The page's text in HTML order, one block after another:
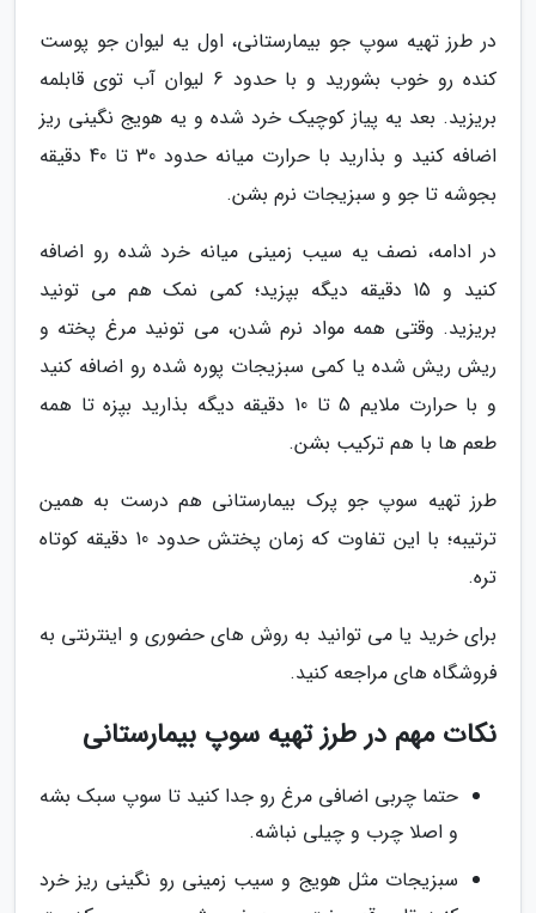
در طرز تهیه سوپ جو بیمارستانی، اول یه لیوان جو پوست
کنده رو خوب بشورید و با حدود 6 لیوان آب توی قابلمه
بریزید. بعد یه پیاز کوچیک خرد شده و یه هویج نگینی ریز
اضافه کنید و بذارید با حرارت میانه حدود 30 تا 40 دقیقه
بجوشه تا جو و سبزیجات نرم بشن.
در ادامه، نصف یه سیب زمینی میانه خرد شده رو اضافه
کنید و 15 دقیقه دیگه بپزید؛ کمی نمک هم می تونید
بریزید. وقتی همه مواد نرم شدن، می تونید مرغ پخته و
ریش ریش شده یا کمی سبزیجات پوره شده رو اضافه کنید
و با حرارت ملایم 5 تا 10 دقیقه دیگه بذارید بپزه تا همه
طعم ها با هم ترکیب بشن.
طرز تهیه سوپ جو پرک بیمارستانی هم درست به همین
ترتیبه؛ با این تفاوت که زمان پختش حدود 10 دقیقه کوتاه
تره.
برای خرید یا می توانید به روش های حضوری و اینترنتی به
فروشگاه های مراجعه کنید.
نکات مهم در طرز تهیه سوپ بیمارستانی
حتما چربی اضافی مرغ رو جدا کنید تا سوپ سبک بشه
و اصلا چرب و چیلی نباشه.
سبزیجات مثل هویج و سیب زمینی رو نگینی ریز خرد